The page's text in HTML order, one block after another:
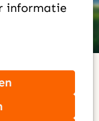
informatie